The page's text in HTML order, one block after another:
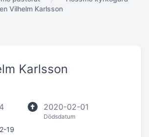
Vilhelm Karlsson
Karlsson
2020-02-01
Dödsdatum
19